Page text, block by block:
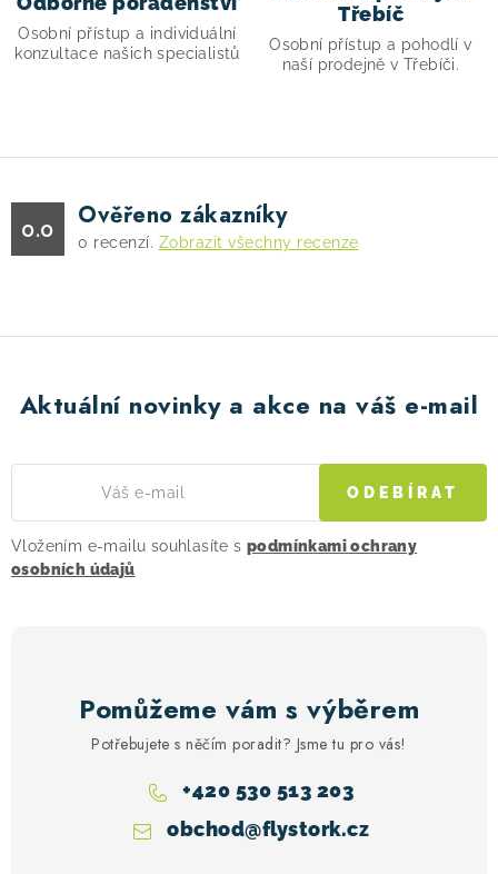
sOsobní přístup a individuální
konzultace našich specialistů
Třebíč
Osobní přístup a pohodlí v
naší prodejně v Třebíči.
0.0 Ověřeno zákazníky
0 recenzí. Zobrazit všechny recenze
Aktuální novinky a akce na váš e-mail
Vložením e-mailu souhlasíte s podmínkami ochrany
osobních údajů
ODEBÍRAT
Pomůžeme vám s výběrem
Potřebujete s něčím poradit? Jsme tu pro vás!
obchod@flystork.cz
+420 530 513 203